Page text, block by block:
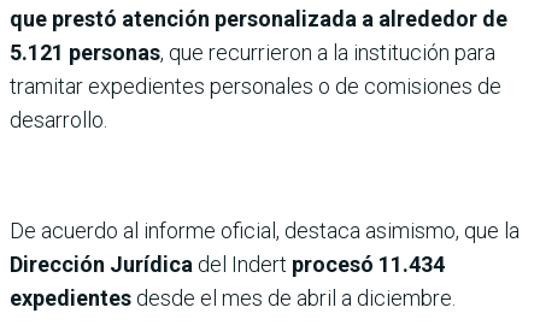
que prestó atención personalizada a alrededor de
5.121 personas, que recurrieron a la institución para
tramitar expedientes personales o de comisiones de
desarrollo.
De acuerdo al informe oficial, destaca asimismo, que la
Dirección Jurídica del Indert procesó 11.434
expedientes desde el mes de abril a diciembre.